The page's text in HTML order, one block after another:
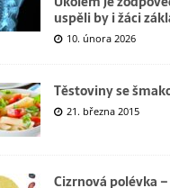
uspěli by i žáci
10. února 2026
Těstoviny se
21. března 2015
Cizrnová polévka